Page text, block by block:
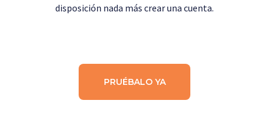
disposición nada más crear una cuenta.
PRUÉBALO YA